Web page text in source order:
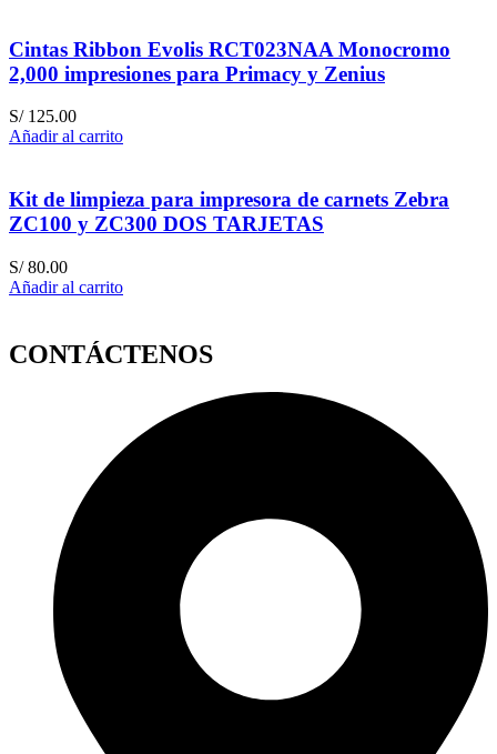
Cintas Ribbon Evolis RCT023NAA Monocromo
2,000 impresiones para Primacy y Zenius
S/125.00
Añadir al carrito
Kit de limpieza para impresora de carnets Zebra
ZC100 y ZC300 DOS TARJETAS
S/80.00
Añadir al carrito
CONTÁCTENOS